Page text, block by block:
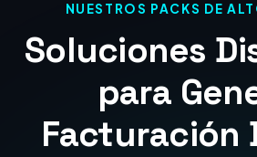
NUESTROS PACKS DE
Soluciones
para
Facturación